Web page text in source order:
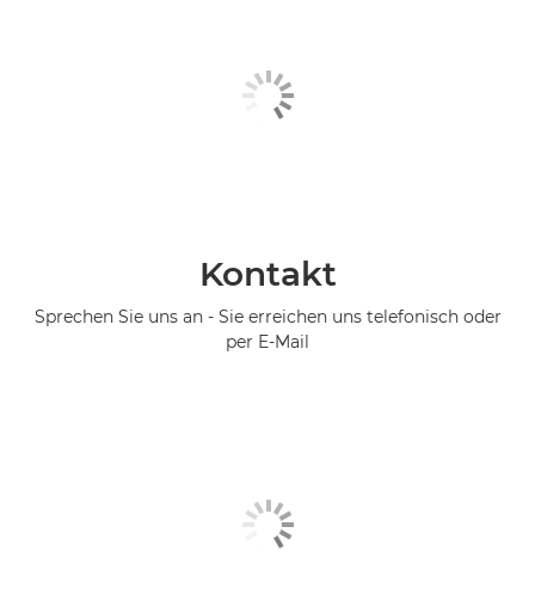
Kontakt
Sprechen Sie uns an - Sie erreichen uns telefonisch oder
per E-Mail